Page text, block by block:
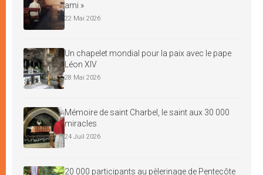
ami »
22 Mai 2026
Un chapelet mondial pour la paix avec le pape
Léon XIV
28 Mai 2026
Mémoire de saint Charbel, le saint aux 30 000
miracles
24 Juil 2026
20 000 participants au pèlerinage de Pentecôte